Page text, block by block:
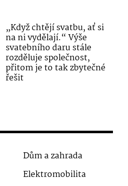
„Když chtějí svatbu, ať si
na ni vydělají.“ Výše
svatebního daru stále
rozděluje společnost,
přitom je to tak zbytečné
řešit
Dům a zahrada
Elektromobilita